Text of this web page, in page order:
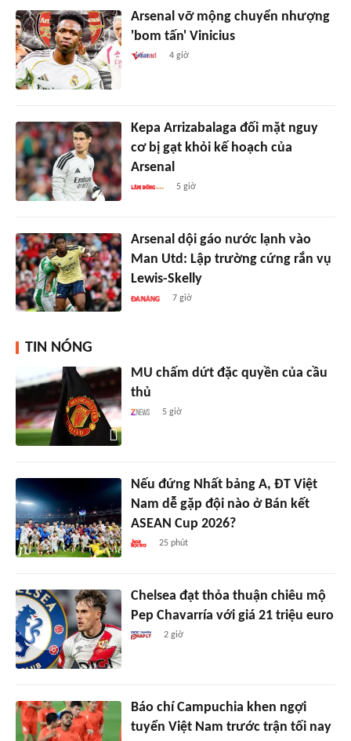
Arsenal vỡ mộng chuyển nhượng
'bom tấn' Vinicius
4 giờ
Kepa Arrizabalaga đối mặt nguy
cơ bị gạt khỏi kế hoạch của
Arsenal
5 giờ
Arsenal dội gáo nước lạnh vào
Man Utd: Lập trường cứng rắn vụ
Lewis-Skelly
7 giờ
TIN NÓNG
MU chấm dứt đặc quyền của cầu
thủ
5 giờ
Nếu đứng Nhất bảng A, ĐT Việt
Nam dễ gặp đội nào ở Bán kết
ASEAN Cup 2026?
25 phút
Chelsea đạt thỏa thuận chiêu mộ
Pep Chavarría với giá 21 triệu euro
2 giờ
Báo chí Campuchia khen ngợi
tuyển Việt Nam trước trận tối nay